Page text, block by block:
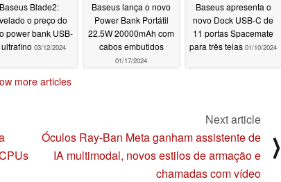
Baseus Blade2:
o preço do
power bank USB-
03/12/2024
Baseus lança o novo
Power Bank Portátil
22.5W 20000mAh com
cabos embutidos
01/17/2024
Baseus apresenta o
novo Dock USB-C de
11 portas Spacemate
para três telas 01/10/2024
more articles
Next article
Óculos Ray-Ban Meta ganham assistente de
IA multimodal, novos estilos de armação e
chamadas com vídeo
⟩